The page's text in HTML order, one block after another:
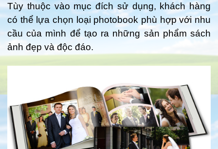
Tùy thuộc vào mục đích sử dụng, khách hàng
có thể lựa chọn loại photobook phù hợp với nhu
cầu của mình để tạo ra những sản phẩm sách
ảnh đẹp và độc đáo.